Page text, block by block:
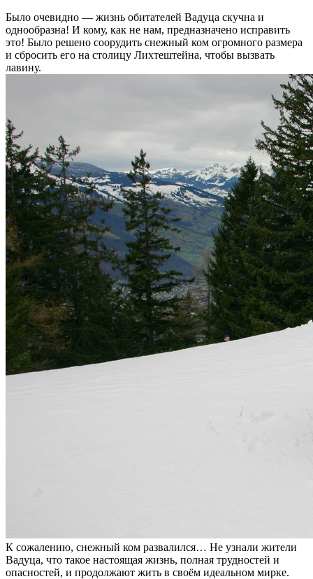
Было очевидно — жизнь обитателей Вадуца скучна и
однообразна! И кому, как не нам, предназначено исправить
это! Было решено соорудить снежный ком огромного размера
и сбросить его на столицу Лихтештейна, чтобы вызвать
лавину.
К сожалению, снежный ком развалился… Не узнали жители
Вадуца, что такое настоящая жизнь, полная трудностей и
опасностей, и продолжают жить в своём идеальном мирке.